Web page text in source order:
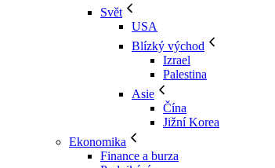
Svět
USA
Blízký východ
Izrael
Palestina
Asie
Čína
Jižní Korea
Ekonomika
Finance a burza